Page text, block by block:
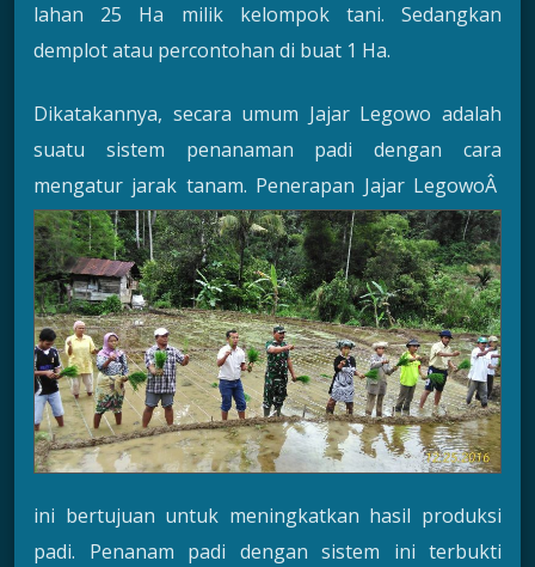
lahan 25 Ha milik kelompok tani. Sedangkan
demplot atau percontohan di buat 1 Ha.
Dikatakannya, secara umum Jajar Legowo adalah
suatu sistem penanaman padi dengan cara
mengatur jarak tanam. Penerapan Jajar LegowoÂ
ini bertujuan untuk meningkatkan hasil produksi
padi. Penanam padi dengan sistem ini terbukti